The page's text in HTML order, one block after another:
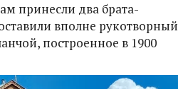
принесли два брата-
вполне рукотворный
построенное в 1900